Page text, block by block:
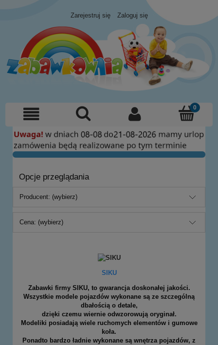
Zarejestruj się Zaloguj się
Opcje przeglądania
Producent: (wybierz)
Cena: (wybierz)
SIKU
Zabawki firmy SIKU, to gwarancja doskonałej jakości.
Wszystkie modele pojazdów wykonane są ze szczególną
dbałością o detale,
dzięki czemu wiernie odwzorowują oryginał.
Modeliki posiadają wiele ruchomych elementów i gumowe
koła.
Ponadto bardzo ładnie wykonane są wnętrza pojazdów, z